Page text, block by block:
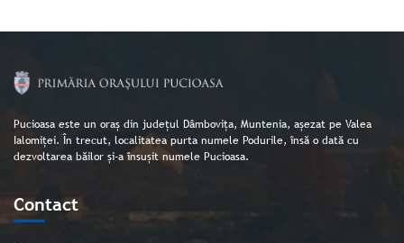
Pucioasa este un oraș din județul Dâmbovița, Muntenia, așezat pe Valea
Ialomiței. În trecut, localitatea purta numele Podurile, însă o dată cu
dezvoltarea băilor și-a însușit numele Pucioasa.
Contact